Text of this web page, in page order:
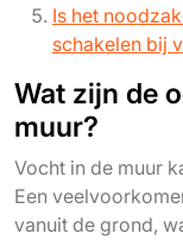
Is het
schakelen bij
Wat zijn de
muur?
Vocht in de muur
Een
vanuit de grond,